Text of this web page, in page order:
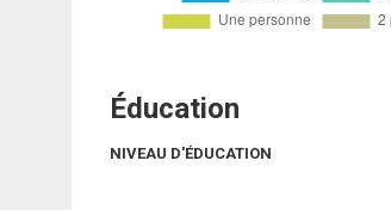
Éducation
NIVEAU D'ÉDUCATION